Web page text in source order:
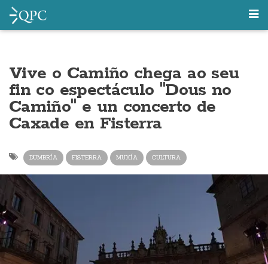
Vive o Camiño chega ao seu
fin co espectáculo "Dous no
Camiño" e un concerto de
Caxade en Fisterra
DUMBRÍA FISTERRA MUXÍA CULTURA